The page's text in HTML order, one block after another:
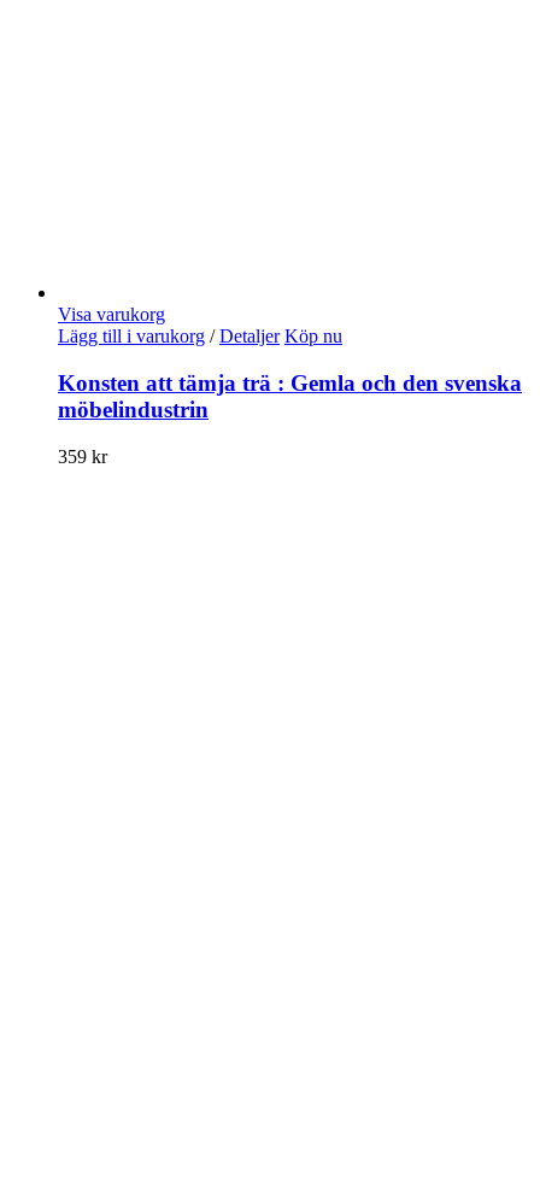
Visa varukorg
Lägg till i varukorg / Detaljer Köp nu
Konsten att tämja trä : Gemla och den svenska
möbelindustrin
359 kr